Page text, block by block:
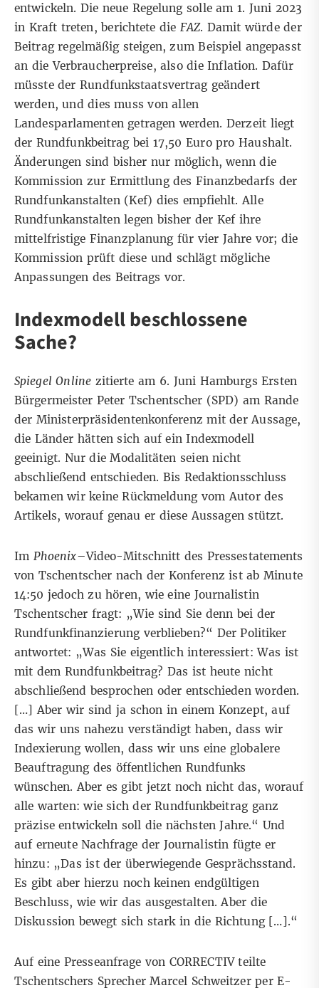
entwickeln. Die neue Regelung solle am 1. Juni 2023
in Kraft treten, berichtete die FAZ. Damit würde der
Beitrag regelmäßig steigen,zum Beispiel angepasst
an die Verbraucherpreise, also die Inflation. Dafür
müsste der Rundfunkstaatsvertrag geändert
werden, und dies muss von allen
Landesparlamenten getragen werden. Derzeit liegt
der Rundfunkbeitrag bei17,50 Europro Haushalt.
Änderungen sind bisher nur möglich, wenn die
Kommission zur Ermittlung des Finanzbedarfs der
Rundfunkanstalten (Kef) dies empfiehlt. Alle
Rundfunkanstalten legen bisher der Kef ihre
mittelfristige Finanzplanung für vier Jahre vor; die
Kommission prüft diese und schlägt mögliche
Anpassungen des Beitrags vor.
Indexmodell beschlossene
Sache?
Spiegel Online zitierte am 6. Juni Hamburgs Ersten
Bürgermeister Peter Tschentscher (SPD) am Rande
der Ministerpräsidentenkonferenz mit der Aussage,
die Länder hätten sich auf ein Indexmodell
geeinigt. Nur die Modalitäten seien nicht
abschließend entschieden. Bis Redaktionsschluss
bekamen wir keine Rückmeldung vom Autor des
Artikels, worauf genau er diese Aussagen stützt.
Im Phoenix–Video-Mitschnitt des Pressestatements
von Tschentscher nach der Konferenz ist ab Minute
14:50 jedoch zu hören, wie eine Journalistin
Tschentscher fragt: „Wie sind Sie denn bei der
Rundfunkfinanzierung verblieben?“ Der Politiker
antwortet: „Was Sie eigentlich interessiert: Was ist
mit dem Rundfunkbeitrag? Das ist heute nicht
abschließend besprochen oder entschieden worden.
[…] Aber wir sind ja schon in einem Konzept, auf
das wir uns nahezu verständigt haben, dass wir
Indexierung wollen, dass wir uns eine globalere
Beauftragung des öffentlichen Rundfunks
wünschen. Aber es gibt jetzt noch nicht das, worauf
alle warten: wie sich der Rundfunkbeitrag ganz
präzise entwickeln soll die nächsten Jahre.“ Und
auf erneute Nachfrage der Journalistin fügte er
hinzu: „Das ist der überwiegende Gesprächsstand.
Es gibt aber hierzu noch keinen endgültigen
Beschluss, wie wir das ausgestalten. Aber die
Diskussion bewegt sich stark in die Richtung […].“
Auf eine Presseanfrage von CORRECTIV teilte
Tschentschers Sprecher Marcel Schweitzer per E-